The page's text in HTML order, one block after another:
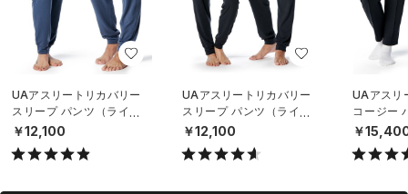
UAアスリートリカバリー
スリープ パンツ（ライフ
スタイル/UNISEX）
￥12,100
UAアスリートリカバリー
スリープ パンツ（ライフ
スタイル/UNISEX）
￥12,100
UAアスリ
コージー
リー/
￥